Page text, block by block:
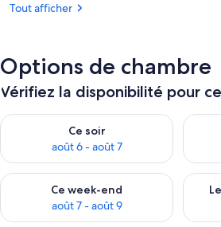
Tout afficher
Options de chambre
Vérifiez la disponibilité pour
Ce soir
août 6 - août 7
Vérifier la disponibilité pour ce soir
Ce week-end
août 7 - août 9
Vérifier la disponibilité pour ce week-